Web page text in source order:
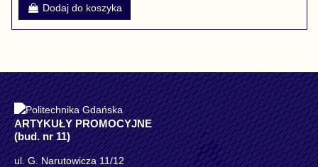
Dodaj do koszyka
ARTYKUŁY PROMOCYJNE
(bud. nr 11)
ul. G. Narutowicza 11/12